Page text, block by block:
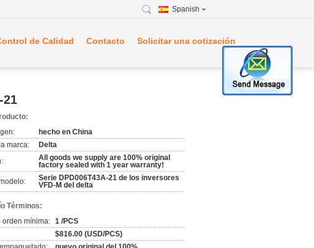
Spanish
de Calidad Contacto Solicitar una cotización
21
hecho en China
marca:
Delta
All goods we supply are 100% original
factory sealed with 1 year warranty!
Serie DPD006T43A-21 de los inversores
VFD-M del delta
Términos:
orden mínima: 1 /PCS
$816.00 (USD/PCS)